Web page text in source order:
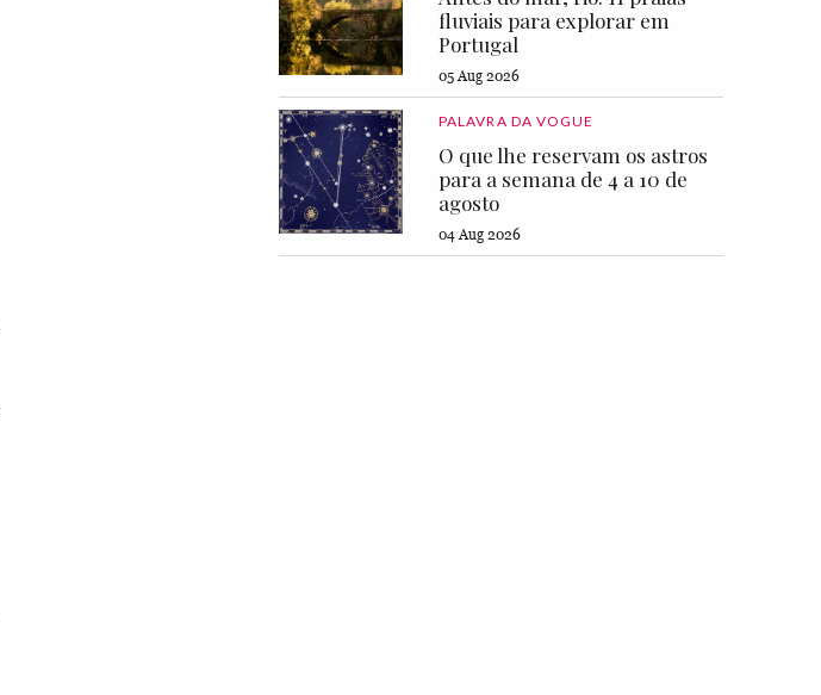
fluviais para explorar em
Portugal
05 Aug 2026
PALAVRA DA VOGUE
O que lhe reservam os astros
para a semana de 4 a 10 de
agosto
04 Aug 2026